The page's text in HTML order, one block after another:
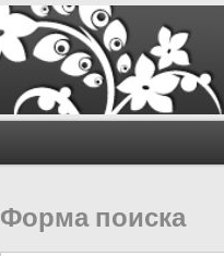
Форма поиска